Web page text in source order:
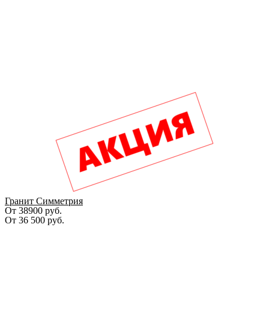
Гранит Симметрия
От 38900 руб.
От 36 500 руб.